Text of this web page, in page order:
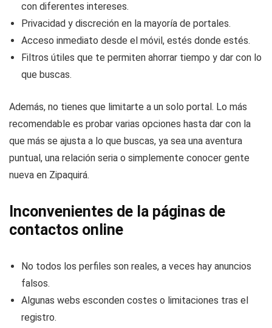
con diferentes intereses.
Privacidad y discreción en la mayoría de portales.
Acceso inmediato desde el móvil, estés donde estés.
Filtros útiles que te permiten ahorrar tiempo y dar con lo
que buscas.
Además, no tienes que limitarte a un solo portal. Lo más
recomendable es probar varias opciones hasta dar con la
que más se ajusta a lo que buscas, ya sea una aventura
puntual, una relación seria o simplemente conocer gente
nueva en Zipaquirá.
Inconvenientes de la páginas de
contactos online
No todos los perfiles son reales, a veces hay anuncios
falsos.
Algunas webs esconden costes o limitaciones tras el
registro.